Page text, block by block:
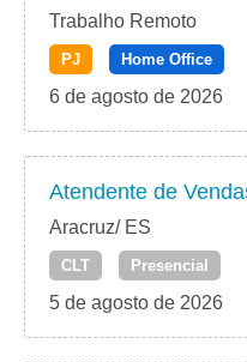
Trabalho Remoto
PJ Home Office
6 de agosto de 2026
Atendente de
Aracruz/ ES
CLT Presencial
5 de agosto de 2026